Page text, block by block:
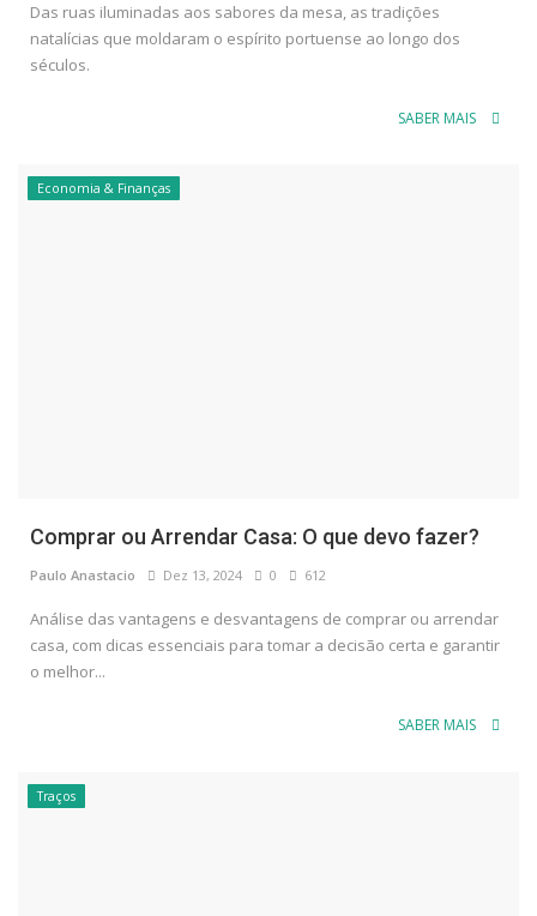
Das ruas iluminadas aos sabores da mesa, as tradições
natalícias que moldaram o espírito portuense ao longo dos
séculos.
SABER MAIS
Economia & Finanças
Comprar ou Arrendar Casa: O que devo fazer?
Paulo Anastacio Dez 13, 2024 0 612
Análise das vantagens e desvantagens de comprar ou arrendar
casa, com dicas essenciais para tomar a decisão certa e garantir
o melhor...
SABER MAIS
Traços